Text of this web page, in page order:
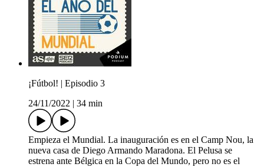
¡Fútbol! | Episodio 3
24/11/2022 | 34 min
Empieza el Mundial. La inauguración es en el Camp Nou, la
nueva casa de Diego Armando Maradona. El Pelusa se
estrena ante Bélgica en la Copa del Mundo, pero no es el